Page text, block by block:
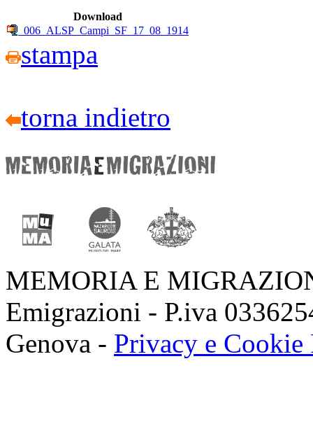
Download
006_ALSP_Campi_SF_17_08_1914
stampa
torna indietro
MEMORIA E
Emigrazioni - P.iva
Genova - Privacy e Cookie